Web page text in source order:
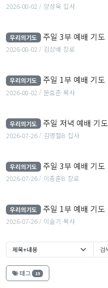
2026-08-02 양성욱 집사
2026-08-02 김상배 장로
주일 3부 예배 기도
우리의기도 주일 3부 예배 기도
2026-08-02 김상배 장로
2026-08-02 문효준 목사
주일 1부 예배 기도
우리의기도 주일 1부 예배 기도
2026-08-02 문효준 목사
2026-07-26 김명철B 집사
주일 저녁 예배 기도
우리의기도 주일 저녁 예배 기도
2026-07-26 김명철B 집사
2026-07-26 이종훈B 장로
주일 3부 예배 기도
우리의기도 주일 3부 예배 기도
2026-07-26 이종훈B 장로
2026-07-26 이슬기 목사
주일 1부 예배 기도
우리의기도 주일 1부 예배 기도
2026-07-26 이슬기 목사
태그 19